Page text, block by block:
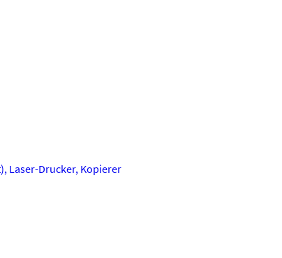
Laser-Drucker, Kopierer